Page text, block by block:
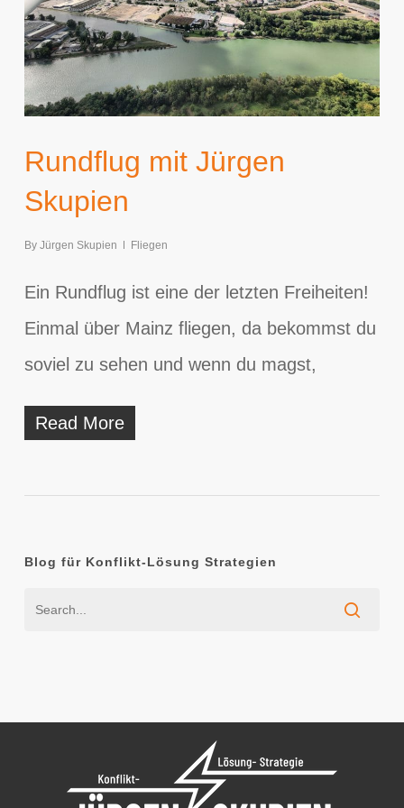
Rundflug mit Jürgen
Skupien
By Jürgen Skupien Fliegen
Ein Rundflug ist eine der letzten Freiheiten!
Einmal über Mainz fliegen, da bekommst du
soviel zu sehen und wenn du magst,
Read More
Blog für Konflikt-Lösung Strategien